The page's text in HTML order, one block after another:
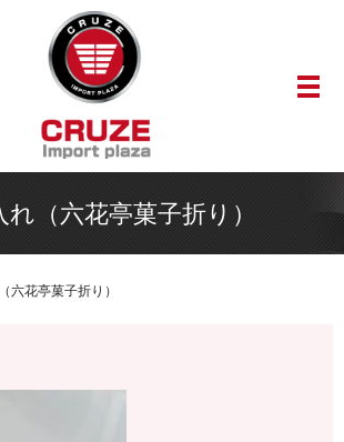
メ
れ（六花亭菓子折り）
六花亭菓子折り）